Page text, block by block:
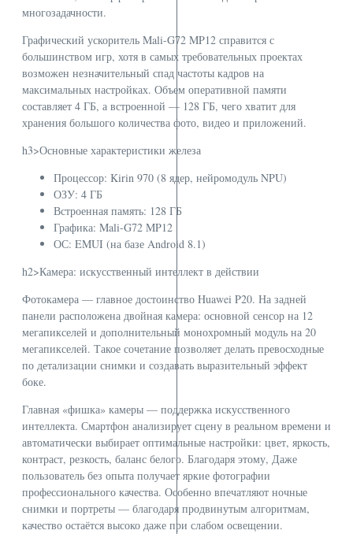
многозадачности.
Графический ускоритель Mali-G72 MP12 справится с
большинством игр, хотя в самых требовательных проектах
возможен незначительный спад частоты кадров на
максимальных настройках. Объем оперативной памяти
составляет 4 ГБ, а встроенной — 128 ГБ, чего хватит для
хранения большого количества фото, видео и приложений.
h3>Основные характеристики железа
Процессор: Kirin 970 (8 ядер, нейромодуль NPU)
ОЗУ: 4 ГБ
Встроенная память: 128 ГБ
Графика: Mali-G72 MP12
ОС: EMUI (на базе Android 8.1)
h2>Камера: искусственный интеллект в действии
Фотокамера — главное достоинство Huawei P20. На задней
панели расположена двойная камера: основной сенсор на 12
мегапикселей и дополнительный монохромный модуль на 20
мегапикселей. Такое сочетание позволяет делать превосходные
по детализации снимки и создавать выразительный эффект
боке.
Главная «фишка» камеры — поддержка искусственного
интеллекта. Смартфон анализирует сцену в реальном времени и
автоматически выбирает оптимальные настройки: цвет, яркость,
контраст, резкость, баланс белого. Благодаря этому, Даже
пользователь без опыта получает яркие фотографии
профессионального качества. Особенно впечатляют ночные
снимки и портреты — благодаря продвинутым алгоритмам,
качество остаётся высоко даже при слабом освещении.